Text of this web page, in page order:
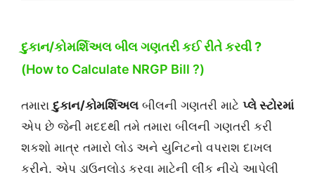
દુકાન/કોમર્શિઅલબીલ ગણતરી કઈ રીતે કરવી ?
(How to Calculate NRGP Bill ?)
તમારા દુકાન/કોમર્શિઅલ બીલની ગણતરી માટે પ્લે સ્ટોરમાં
એપ છે જેની મદદથી તમે તમારા બીલની ગણતરી કરી
શકશો માત્ર તમારો લોડ અને યુનિટનો વપરાશ દાખલ
કરીને. એપ ડાઉનલોડ કરવા માટેની લીંક નીચે આપેલી